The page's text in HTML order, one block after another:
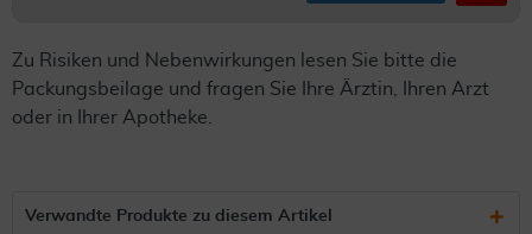
Zu Risiken und Nebenwirkungen lesen Sie bitte die
Packungsbeilage und fragen Sie Ihre Ärztin, Ihren Arzt
oder in Ihrer Apotheke.
Verwandte Produkte zu diesem Artikel